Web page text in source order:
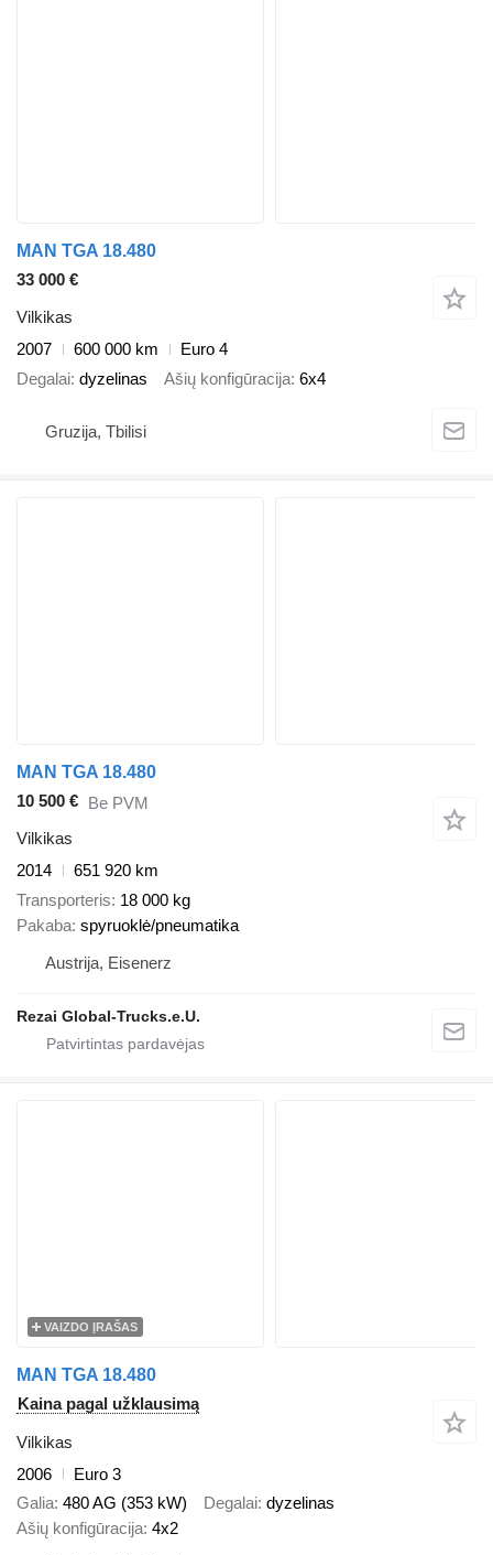
MAN TGA 18.480
33 000 €
Vilkikas
2007
600 000 km
Euro 4
Degalai dyzelinas Ašių konfigūracija 6x4
Gruzija, Tbilisi
MAN TGA 18.480
10 500 € Be PVM
Vilkikas
2014
651 920 km
Transporteris 18 000 kg
Pakaba spyruoklė/pneumatika
Austrija, Eisenerz
Rezai Global-Trucks.e.U.
VAIZDO ĮRAŠAS
MAN TGA 18.480
Kaina pagal užklausimą
Vilkikas
2006
Euro 3
Galia 480 AG (353 kW) Degalai dyzelinas
Ašių konfigūracija 4x2